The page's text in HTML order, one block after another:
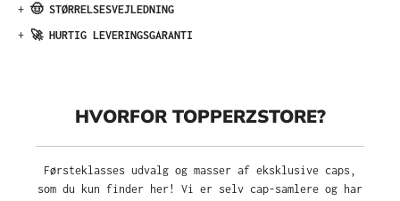
+ 🤠 STØRRELSESVEJLEDNING
+ 🚀 HURTIG LEVERINGSGARANTI
HVORFOR TOPPERZSTORE?
Førsteklasses udvalg og masser af eksklusive caps,
som du kun finder her! Vi er selv cap-samlere og har